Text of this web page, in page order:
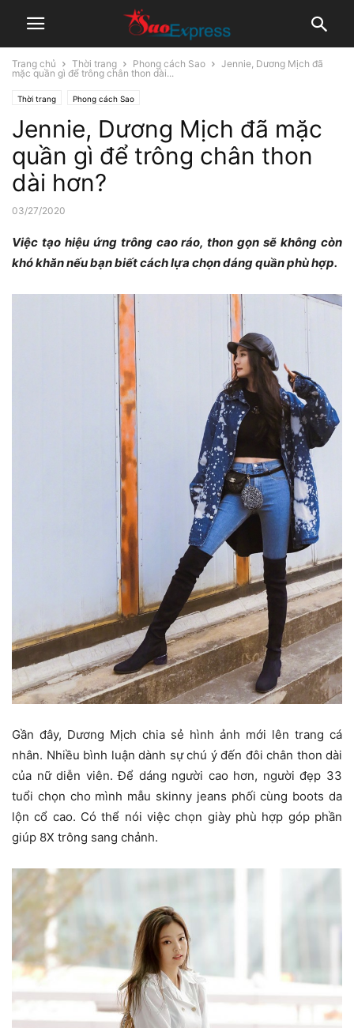
Trang chủ Thời trang Phong cách Sao
Jennie, Dương Mịch đã
mặc quần gì để trông chân thon dài...
Thời trang Phong cách Sao
Jennie, Dương Mịch đã mặc
quần gì để trông chân thon
dài hơn?
03/27/2020
Việc tạo hiệu ứng trông cao ráo, thon gọn sẽ không còn
khó khăn nếu bạn biết cách lựa chọn dáng quần phù hợp.
Gần đây, Dương Mịch chia sẻ hình ảnh mới lên trang cá
nhân. Nhiều bình luận dành sự chú ý đến đôi chân thon dài
của nữ diễn viên. Để dáng người cao hơn, người đẹp 33
tuổi chọn cho mình mẫu skinny jeans phối cùng boots da
lộn cổ cao. Có thể nói việc chọn giày phù hợp góp phần
giúp 8X trông sang chảnh.